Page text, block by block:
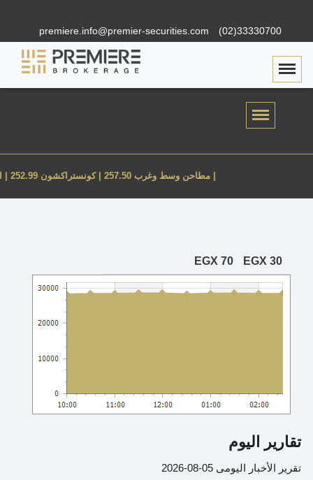
premiere.info@premier-securities.com (02)33330700
مطاحن وسط وغرب 257.50 | كونستراكشون 252.99 |
تقارير اليوم
تقرير الأخبار اليومى 05-08-2026